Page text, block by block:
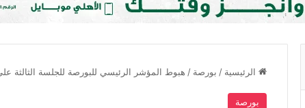
الرئيسية / بورصة / هبوط المؤشر الرئيسي للبورصة للجلسة الثالثة على
بورصة